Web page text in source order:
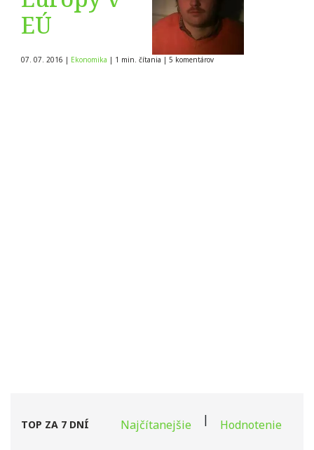
EÚ
07. 07. 2016 | Ekonomika | 1 min. čítania | 5 komentárov
TOP ZA 7 DNÍ Najčítanejšie | Hodnotenie